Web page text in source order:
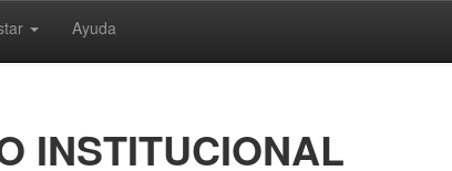
Ayuda
INSTITUCIONAL